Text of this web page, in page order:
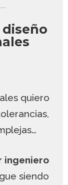
diseño
quiero
ingeniero
siendo